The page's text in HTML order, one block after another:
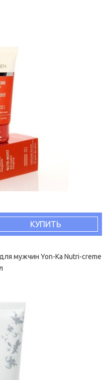
КУПИТЬ
мужчин Yon-Ka Nutri-creme